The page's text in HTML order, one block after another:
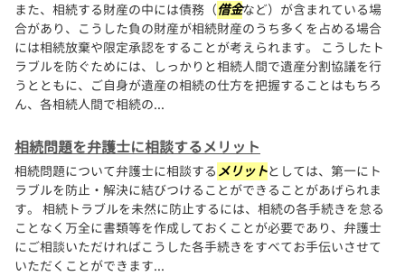
また、相続する財産の中には債務（借金など）が含まれている場
合があり、こうした負の財産が相続財産のうち多くを占める場合
には相続放棄や限定承認をすることが考えられます。 こうしたト
ラブルを防ぐためには、しっかりと相続人間で遺産分割協議を行
うとともに、ご自身が遺産の相続の仕方を把握することはもちろ
ん、各相続人間で相続の...
相続問題を弁護士に相談するメリット
相続問題について弁護士に相談する メリットとしては、第一にト
ラブルを防止・解決に結びつけることができることがあげられま
す。 相続トラブルを未然に防止するには、相続の各手続きを怠る
ことなく万全に書類等を作成しておくことが必要であり、弁護士
にご相談いただければこうした各手続きをすべてお手伝いさせて
いただくことができます...